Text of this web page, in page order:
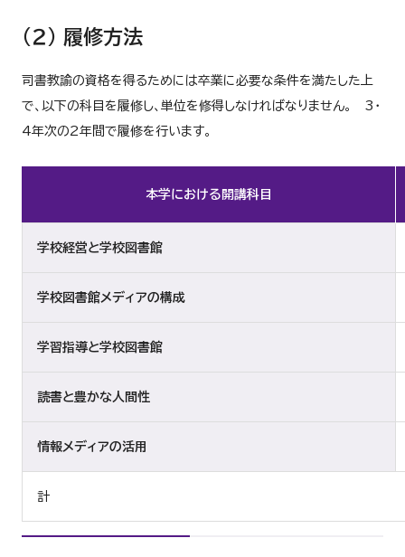
（２） 履修方法
司書教諭の資格を得るためには卒業に必要な条件を満たした上
で、以下の科目を履修し、単位を修得しなければなりません。 3・
4年次の2年間で履修を行います。
本学における開講科目
学校経営と学校図書館
学校図書館メディアの構成
学習指導と学校図書館
読書と豊かな人間性
情報メディアの活用
計